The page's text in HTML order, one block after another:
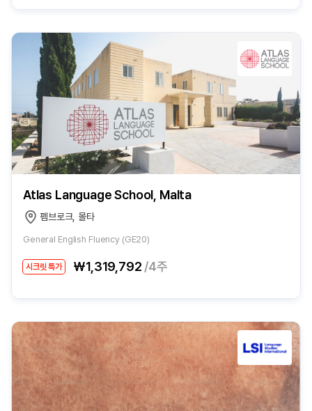
Atlas Language School, Malta
펨브로크, 몰타
General English Fluency (GE20)
시크릿 특가 ₩1,319,792 /4주